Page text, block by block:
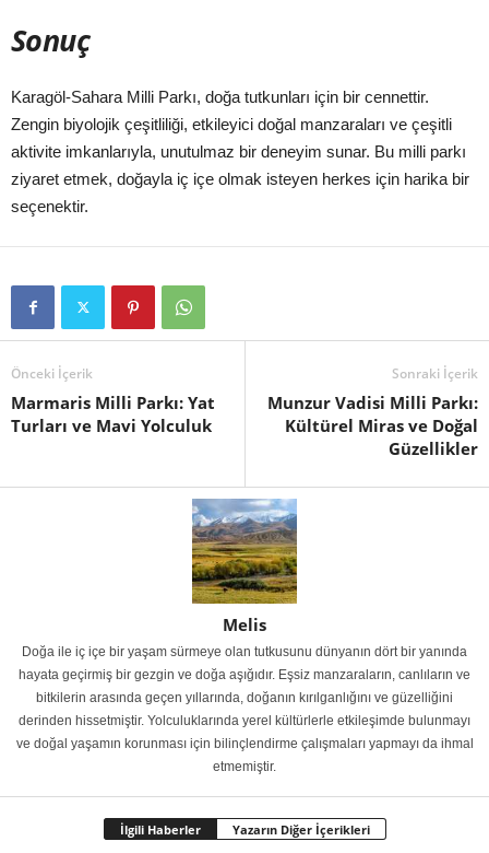
Sonuç
Karagöl-Sahara Milli Parkı, doğa tutkunları için bir cennettir.
Zengin biyolojik çeşitliliği, etkileyici doğal manzaraları ve çeşitli
aktivite imkanlarıyla, unutulmaz bir deneyim sunar. Bu milli parkı
ziyaret etmek, doğayla iç içe olmak isteyen herkes için harika bir
seçenektir.
Önceki İçerik
Marmaris Milli Parkı: Yat
Turları ve Mavi Yolculuk
Sonraki İçerik
Munzur Vadisi Milli Parkı:
Kültürel Miras ve Doğal
Güzellikler
Melis
Doğa ile iç içe bir yaşam sürmeye olan tutkusunu dünyanın dört bir yanında
hayata geçirmiş bir gezgin ve doğa aşığıdır. Eşsiz manzaraların, canlıların ve
bitkilerin arasında geçen yıllarında, doğanın kırılganlığını ve güzelliğini
derinden hissetmiştir. Yolculuklarında yerel kültürlerle etkileşimde bulunmayı
ve doğal yaşamın korunması için bilinçlendirme çalışmaları yapmayı da ihmal
etmemiştir.
İlgili Haberler Yazarın Diğer İçerikleri